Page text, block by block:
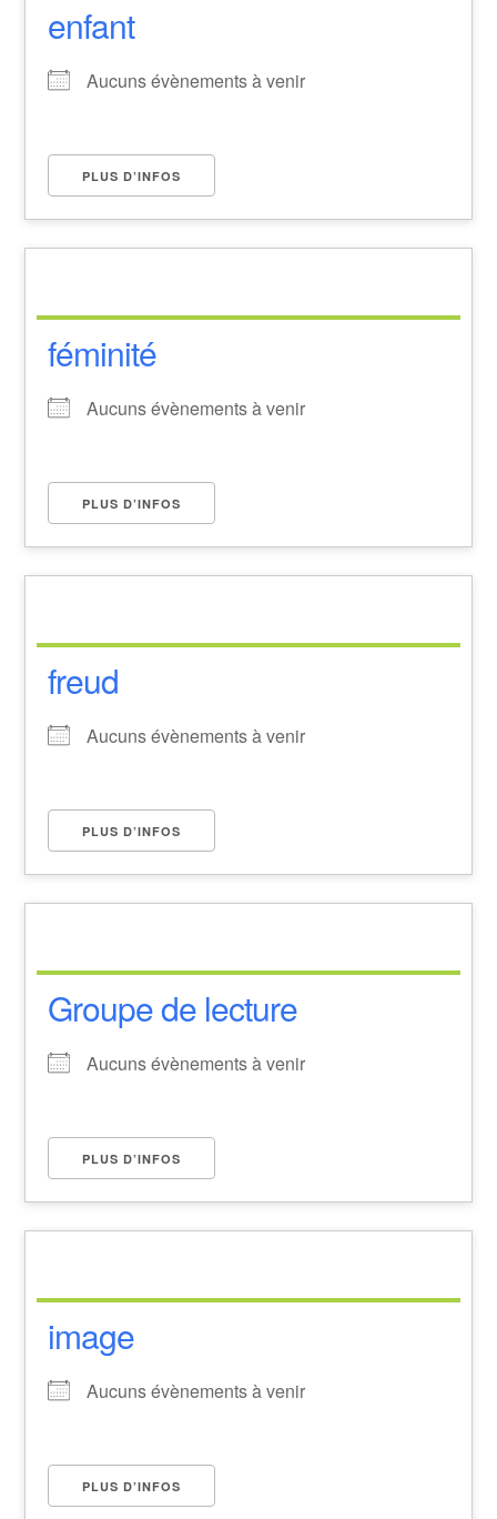
enfant
Aucuns évènements à venir
PLUS D’INFOS
féminité
Aucuns évènements à venir
PLUS D’INFOS
freud
Aucuns évènements à venir
PLUS D’INFOS
Groupe de lecture
Aucuns évènements à venir
PLUS D’INFOS
image
Aucuns évènements à venir
PLUS D’INFOS